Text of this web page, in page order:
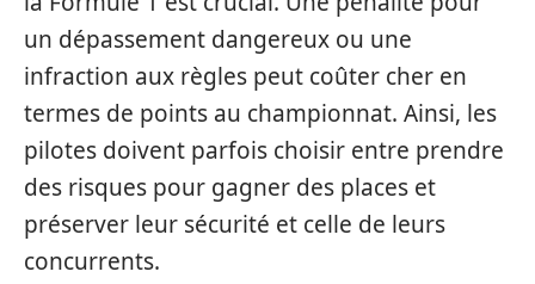
un dépassement dangereux ou une
infraction aux règles peut coûter cher en
termes de points au championnat. Ainsi, les
pilotes doivent parfois choisir entre prendre
des risques pour gagner des places et
préserver leur sécurité et celle de leurs
concurrents.